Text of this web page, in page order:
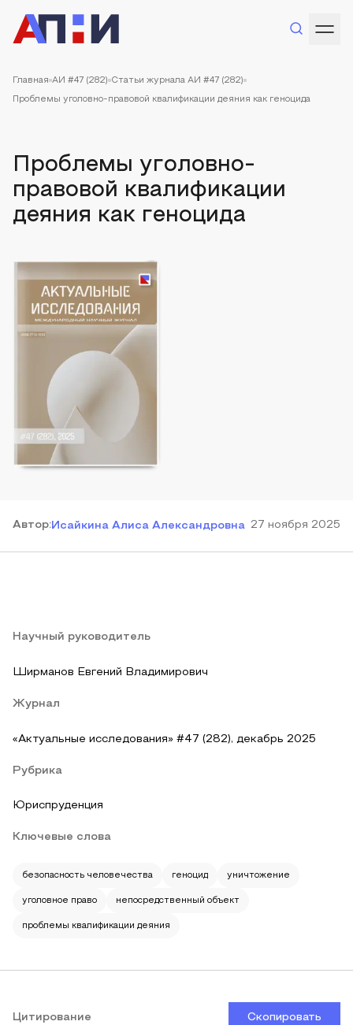
Главная АИ #47 (282) Статьи журнала АИ #47 (282)
Проблемы уголовно-правовой квалификации деяния как геноцида
Проблемы уголовно-
правовой квалификации
деяния как геноцида
Автор:Исайкина Алиса Александровна 27 ноября 2025
Научный руководитель
Ширманов Евгений Владимирович
Журнал
«Актуальные исследования» #47 (282), декабрь 2025
Рубрика
Юриспруденция
Ключевые слова
безопасность человечества геноцид уничтожение
уголовное право непосредственный объект
проблемы квалификации деяния
Цитирование Скопировать